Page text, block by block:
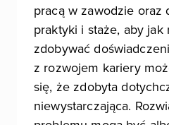
pracą w zawodzie oraz
praktyki i staże, aby jak
zdobywać
z rozwojem kariery
się, że zdobyta
niewystarczająca.